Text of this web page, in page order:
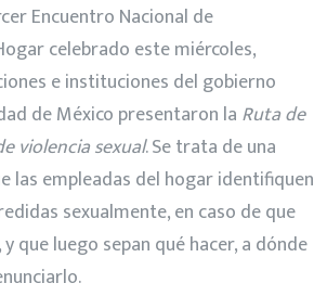
Encuentro Nacional de
celebrado este miércoles,
e instituciones del gobierno
de México presentaron la Ruta de
violencia sexual. Se trata de una
las empleadas del hogar identifiquen
sexualmente, en caso de que
que luego sepan qué hacer, a dónde